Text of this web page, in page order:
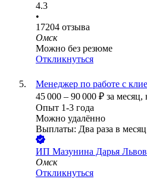
4.3
•
17204 отзыва
Омск
Можно без резюме
Откликнуться
Менеджер по работе с
45 000 – 90 000 ₽ за месяц,
Опыт 1-3 года
Можно удалённо
Выплаты: Два раза в месяц
ИП Мазунина Дарья
Омск
Откликнуться